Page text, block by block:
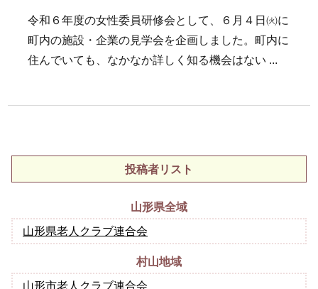
令和６年度の女性委員研修会として、６月４日㈫に
町内の施設・企業の見学会を企画しました。町内に
住んでいても、なかなか詳しく知る機会はない ...
投稿者リスト
山形県全域
山形県老人クラブ連合会
村山地域
山形市老人クラブ連合会